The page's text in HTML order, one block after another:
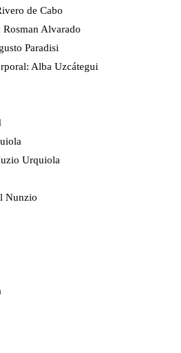
de Cabo
Rosman Alvarado
Paradisi
Alba Uzcátegui
Urquiola
Nunzio